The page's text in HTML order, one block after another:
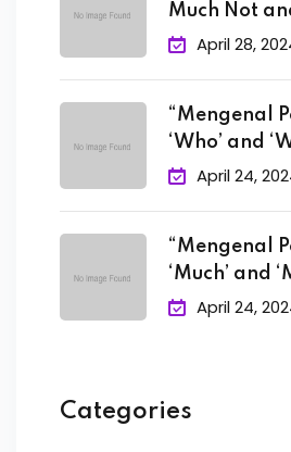
Much Not
April 28,
“Mengenal
‘Who’ and
Bahasa
April 24,
“Mengenal
‘Much’ and
Bahasa
April 24,
Categories